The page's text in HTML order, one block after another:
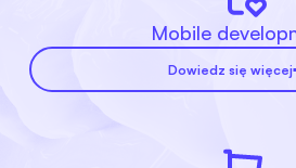
Mobile
Dowiedz się więcej